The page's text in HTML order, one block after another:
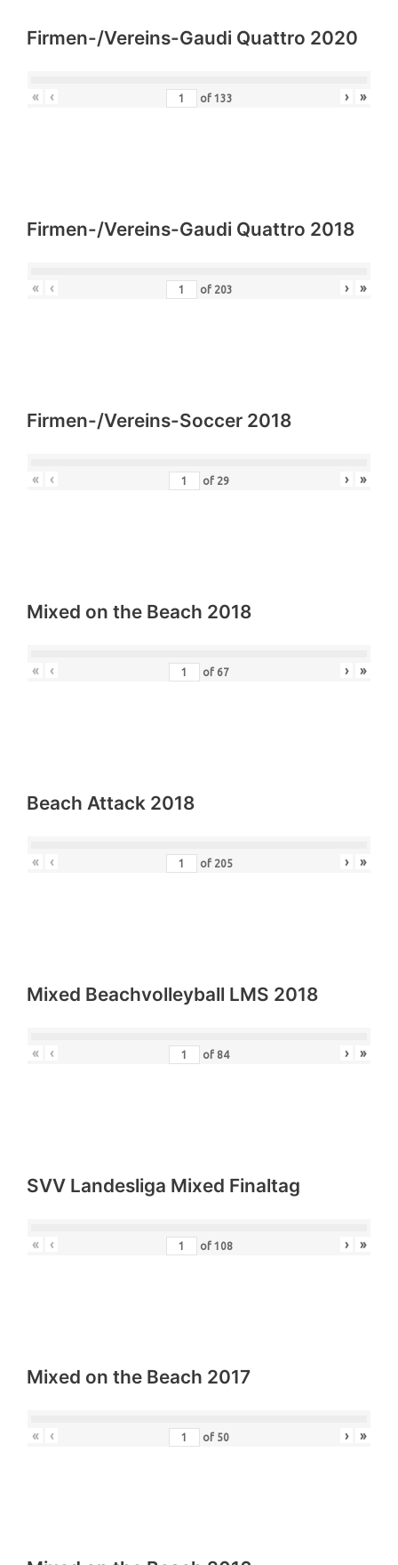
Firmen-/Vereins-Gaudi Quattro 2020
« ‹ of 133 › »
Firmen-/Vereins-Gaudi Quattro 2018
« ‹ of 203 › »
Firmen-/Vereins-Soccer 2018
« ‹ of 29 › »
Mixed on the Beach 2018
« ‹ of 67 › »
Beach Attack 2018
« ‹ of 205 › »
Mixed Beachvolleyball LMS 2018
« ‹ of 84 › »
SVV Landesliga Mixed Finaltag
« ‹ of 108 › »
Mixed on the Beach 2017
« ‹ of 50 › »